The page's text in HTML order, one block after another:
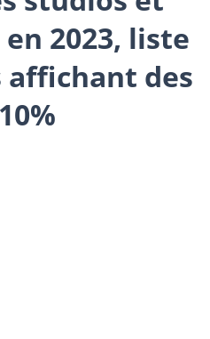
2023, liste
affichant des